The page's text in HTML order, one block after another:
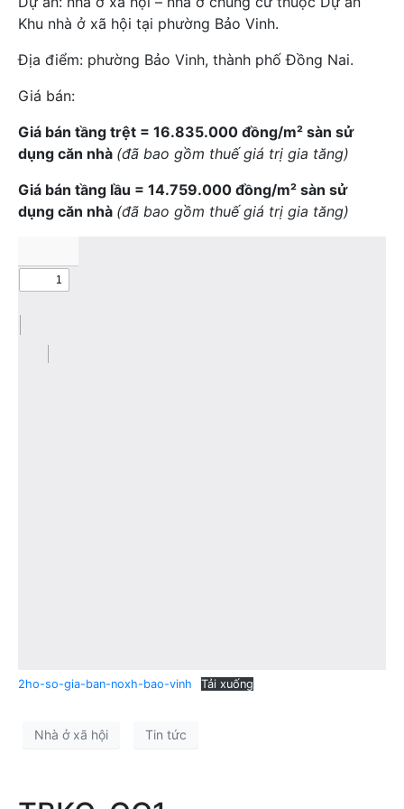
Khu nhà ở xã hội tại phường Bảo Vinh.
Địa điểm: phường Bảo Vinh, thành phố Đồng Nai.
Giá bán:
Giá bán tầng trệt = 16.835.000 đồng/m² sàn sử
dụng căn nhà (đã bao gồm thuế giá trị gia tăng)
Giá bán tầng lầu = 14.759.000 đồng/m² sàn sử
dụng căn nhà (đã bao gồm thuế giá trị gia tăng)
2ho-so-gia-ban-noxh-bao-vinh Tải xuống
Nhà ở xã hội Tin tức